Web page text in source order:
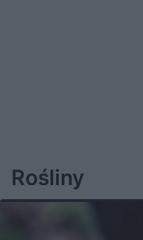
Rośliny